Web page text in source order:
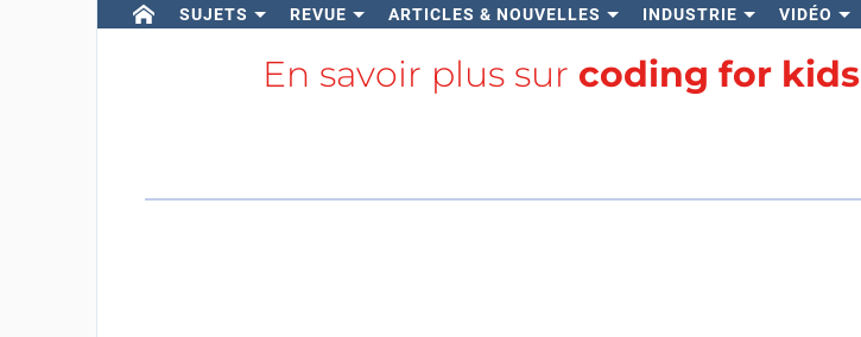
SUJETS REVUE ARTICLES & NOUVELLES INDUSTRIE VIDÉO
En savoir plus sur coding for kids